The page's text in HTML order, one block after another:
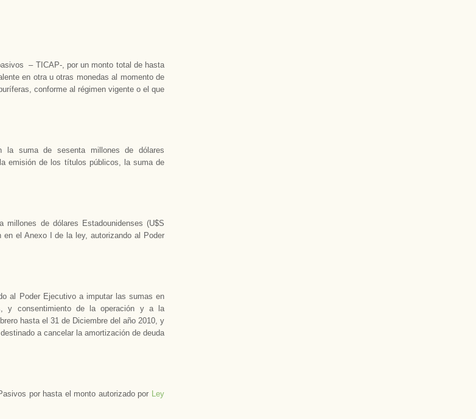
– TICAP-, por un monto total de hasta
en otra u otras monedas al momento de
conforme al régimen vigente o el que
la suma de sesenta millones de dólares
emisión de los títulos públicos, la suma de
de dólares Estadounidenses (U$S
el Anexo I de la ley, autorizando al Poder
al Poder Ejecutivo a imputar las sumas en
y consentimiento de la operación y a la
hasta el 31 de Diciembre del año 2010, y
a cancelar la amortización de deuda
por hasta el monto autorizado por Ley